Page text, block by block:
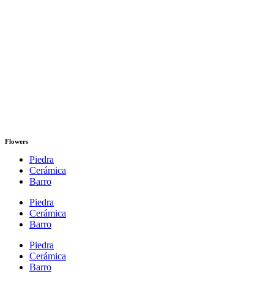
Flowers
Piedra
Cerámica
Barro
Piedra
Cerámica
Barro
Piedra
Cerámica
Barro